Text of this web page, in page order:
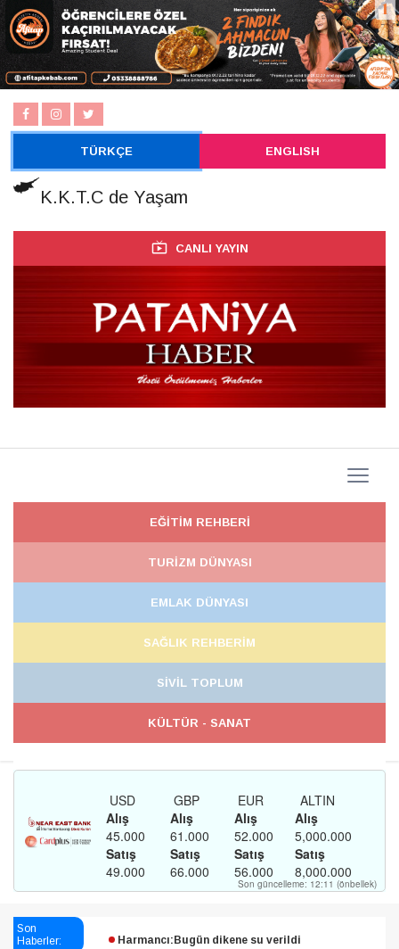
TÜRKÇE ENGLISH
K.K.T.C de Yaşam
CANLI YAYIN
EĞİTİM REHBERİ
TURİZM DÜNYASI
EMLAK DÜNYASI
SAĞLIK REHBERİM
SİVİL TOPLUM
KÜLTÜR - SANAT
Son
Haberler:
Esendağlı:Adıyaman’daki süreç sona erdi, hukuk
Harmancı:Bugün dikene su verildi